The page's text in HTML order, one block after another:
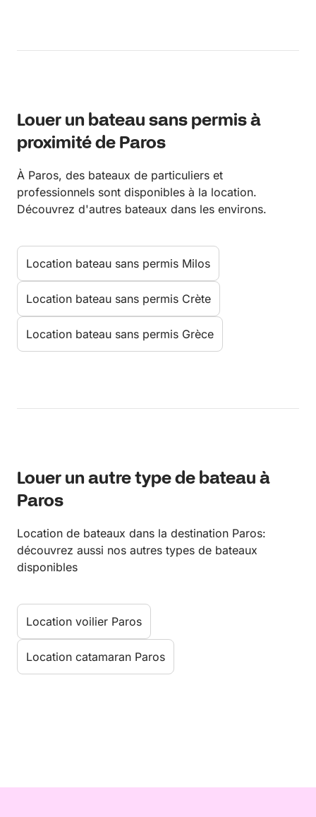
Louer un bateau sans permis à
proximité de Paros
À Paros, des bateaux de particuliers et
professionnels sont disponibles à la location.
Découvrez d'autres bateaux dans les environs.
Location bateau sans permis Milos
Location bateau sans permis Crète
Location bateau sans permis Grèce
Louer un autre type de bateau à
Paros
Location de bateaux dans la destination Paros:
découvrez aussi nos autres types de bateaux
disponibles
Location voilier Paros
Location catamaran Paros